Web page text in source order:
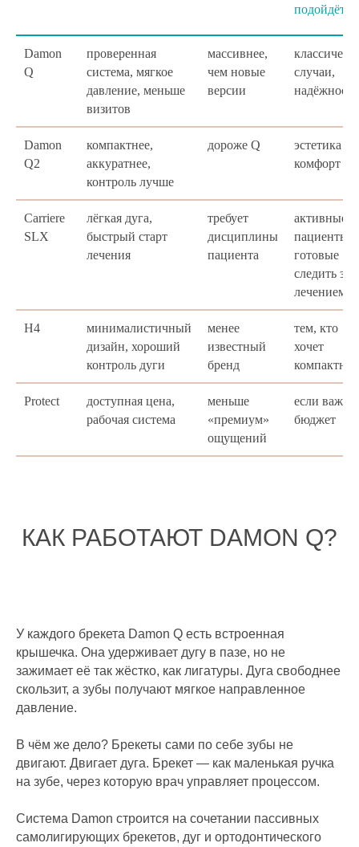
подойдёт
Damon
Q
проверенная
система, мягкое
давление, меньше
визитов
массивнее,
чем новые
версии
случаи,
надёжность
Damon
Q2
компактнее,
аккуратнее,
контроль лучше
дороже Q
эстетика +
комфорт
Carriere
SLX
лёгкая дуга,
быстрый старт
лечения
требует
дисциплины
пациента
активные
пациенты,
готовые
следить за
лечением
H4
минималистичный
дизайн, хороший
контроль дуги
менее
известный
бренд
тем, кто
хочет
Protect
доступная цена,
рабочая система
меньше
«премиум»
ощущений
если важен
бюджет
КАК РАБОТАЮТ DAMON Q?
У каждого брекета Damon Q есть встроенная
крышечка. Она удерживает дугу в пазе, но не
зажимает её так жёстко, как лигатуры. Дуга свободнее
скользит, а зубы получают мягкое направленное
давление.
В чём же дело? Брекеты сами по себе зубы не
двигают. Двигает дуга. Брекет — как маленькая ручка
на зубе, через которую врач управляет процессом.
Система Damon строится на сочетании пассивных
самолигирующих брекетов, дуг и ортодонтического